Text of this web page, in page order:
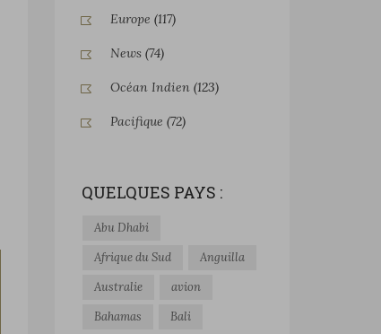
Europe (117)
News(74)
Océan Indien(123)
Pacifique (72)
QUELQUES PAYS :
Abu Dhabi
Afrique du Sud
Anguilla
Australie
avion
Bahamas
Bali